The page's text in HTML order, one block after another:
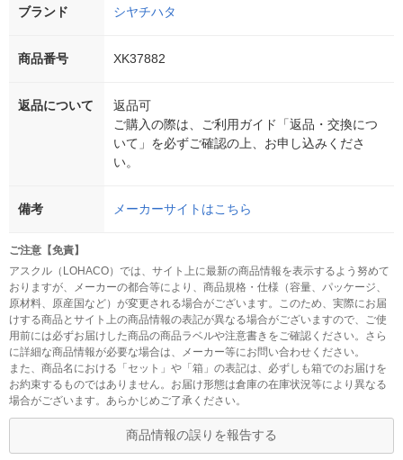
ブランド シヤチハタ
商品番号 XK37882
返品について
返品可
ご購入の際は、ご利用ガイド「返品・交換につ
いて」を必ずご確認の上、お申し込みくださ
い。
備考 メーカーサイトはこちら
ご注意【免責】
アスクル（LOHACO）では、サイト上に最新の商品情報を表示するよう努めて
おりますが、メーカーの都合等により、商品規格・仕様（容量、パッケージ、
原材料、原産国など）が変更される場合がございます。このため、実際にお届
けする商品とサイト上の商品情報の表記が異なる場合がございますので、ご使
用前には必ずお届けした商品の商品ラベルや注意書きをご確認ください。さら
に詳細な商品情報が必要な場合は、メーカー等にお問い合わせください。
また、商品名における「セット」や「箱」の表記は、必ずしも箱でのお届けを
お約束するものではありません。お届け形態は倉庫の在庫状況等により異なる
場合がございます。あらかじめご了承ください。
商品情報の誤りを報告する